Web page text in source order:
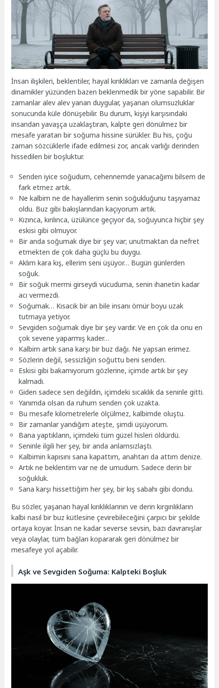
İnsan ilişkileri, beklentiler, hayal kırıklıkları ve zamanla değişen
dinamikler yüzünden bazen beklenmedik bir yöne sapabilir. Bir
zamanlar alev alev yanan duygular, yaşanan olumsuzluklar
sonucunda küle dönüşebilir. Bu durum, kişiyi karşısındaki
insandan yavaşça uzaklaştıran, kalpte geri dönülmez bir
mesafe yaratan bir soğuma hissine sürükler. Bu his, çoğu
zaman sözcüklerle ifade edilmesi zor, ancak varlığı derinden
hissedilen bir boşluktur.
Senden iyice soğudum, cehennemde yanacağımı bilsem de
fark etmez artık.
Ne kalbim ne de hayallerim senin soğukluğunu taşıyamaz
oldu. Buz gibi bakışlarından kaçıyorum artık.
Kızınca, kırılınca, üzülünce geçiyor da, soğuyunca hiçbir şey
eskisi gibi olmuyor.
Bir anda soğumak diye bir şey var; unutmaktan da nefret
etmekten de çok daha güçlü bu duygu.
Aklım kara kış, ellerim seni üşüyor… Bugün günlerden
soğuk.
Bir soğuk mermi girseydi vücuduma, senin ihanetin kadar
acı vermezdi.
Soğumak… Kısacık bir an bile insanı ömür boyu uzak
tutmaya yetiyor.
Sevgiden soğumak diye bir şey vardır. Ve en çok da onu en
çok sevene yaparmış kader…
Kalbim artık sana karşı bir buz dağı. Ne yapsan erimez.
Sözlerin değil, sessizliğin soğuttu beni senden.
Eskisi gibi bakamıyorum gözlerine, içimde artık bir şey
kalmadı.
Giden sadece sen değildin, içimdeki sıcaklık da seninle gitti.
Yanımda olsan da ruhum senden çok uzakta.
Bu mesafe kilometrelerle ölçülmez, kalbimde oluştu.
Bir zamanlar yandığım ateşte, şimdi üşüyorum.
Bana yaptıkların, içimdeki tüm güzel hisleri öldürdü.
Seninle ilgili her şey, bir anda anlamsızlaştı.
Kalbimin kapısını sana kapattım, anahtarı da attım denize.
Artık ne beklentim var ne de umudum. Sadece derin bir
soğukluk.
Sana karşı hissettiğim her şey, bir kış sabahı gibi dondu.
Bu sözler, yaşanan hayal kırıklıklarının ve derin kırgınlıkların
kalbi nasıl bir buz kütlesine çevirebileceğini çarpıcı bir şekilde
ortaya koyar. İnsan ne kadar severse sevsin, bazı davranışlar
veya olaylar, tüm bağları kopararak geri dönülmez bir
mesafeye yol açabilir.
Aşk ve Sevgiden Soğuma: Kalpteki Boşluk